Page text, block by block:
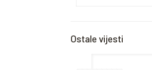
Ostale vijesti